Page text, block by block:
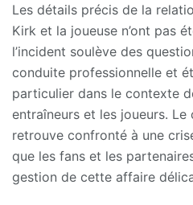
Les détails précis de la
Kirk et la joueuse n’ont pas
l’incident soulève des
conduite professionnelle et
particulier dans le contexte
entraîneurs et les joueurs.
retrouve confronté à une
que les fans et les
gestion de cette affaire